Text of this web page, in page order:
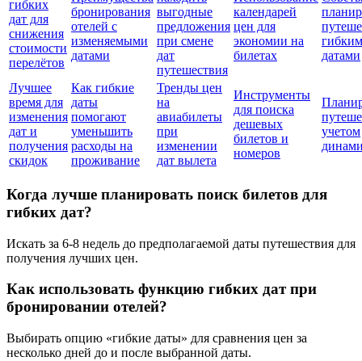
гибких
дат для
снижения
стоимости
перелётов
бронирования
отелей с
изменяемыми
датами
выгодные
предложения
при смене
дат
путешествия
календарей
цен для
экономии на
билетах
датами
Лучшее
время для
изменения
дат и
получения
скидок
Как гибкие
даты
помогают
уменьшить
расходы на
проживание
Тренды цен
на
авиабилеты
при
изменении
дат вылета
Инструменты
для поиска
дешевых
билетов и
номеров
учетом
Когда лучше планировать поиск билетов для
гибких дат?
Искать за 6-8 недель до предполагаемой даты путешествия для
получения лучших цен.
Как использовать функцию гибких дат при
бронировании отелей?
Выбирать опцию «гибкие даты» для сравнения цен за
несколько дней до и после выбранной даты.